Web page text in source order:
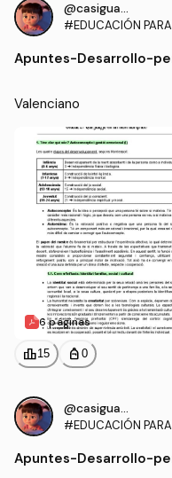
@casiguapa
#EDUCACIÓN
SOCIAL Y MEDIO
Apuntes-Desarrollo-
Valenciano
6 páginas
leaderboard15 personal_bag 0
@casiguapa
#EDUCACIÓN
SOCIAL Y MEDIO
Apuntes-Desarrollo-